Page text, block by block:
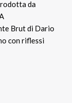
da
Brut di Dario
con riflessi